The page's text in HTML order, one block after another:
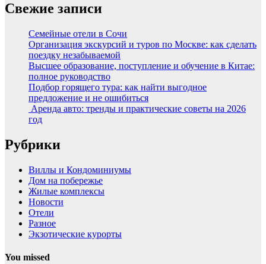
Свежие записи
Семейные отели в Сочи
Организация экскурсий и туров по Москве: как сделать
поездку незабываемой
Высшее образование, поступление и обучение в Китае:
полное руководство
Подбор горящего тура: как найти выгодное
предложение и не ошибиться
Аренда авто: тренды и практические советы на 2026
год
Рубрики
Виллы и Кондоминиумы
Дом на побережье
Жилые комплексы
Новости
Отели
Разное
Экзотические курорты
You missed